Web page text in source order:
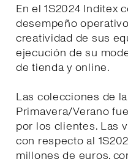
En el 1S2024 Inditex
desempeño
creatividad de sus
ejecución de su
de tienda y online.
Las colecciones de
Primavera/Verano
por los clientes. Las
con respecto al
millones de euros,